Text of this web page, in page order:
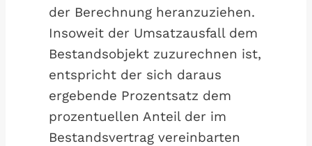
der Berechnung heranzuziehen.
Insoweit der Umsatzausfall dem
Bestandsobjekt zuzurechnen ist,
entspricht der sich daraus
ergebende Prozentsatz dem
prozentuellen Anteil der im
Bestandsvertrag vereinbarten